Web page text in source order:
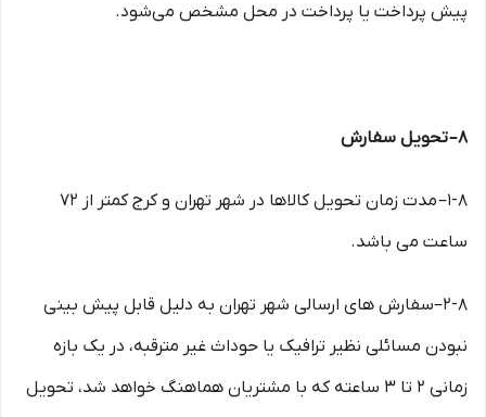
پیش پرداخت یا پرداخت در محل مشخص می‌شود.
۸– تحویل سفارش
۱-۸– مدت زمان تحویل کالاها در شهر تهران و کرج کمتر از 72
ساعت می باشد.
۲-۸–سفارش های ارسالی شهر تهران به دلیل قابل پیش بینی
نبودن مسائلی نظیر ترافیک یا حوداث غیر مترقبه، در یک بازه
زمانی ۲ تا ۳ ساعته که با مشتریان هماهنگ خواهد شد، تحویل